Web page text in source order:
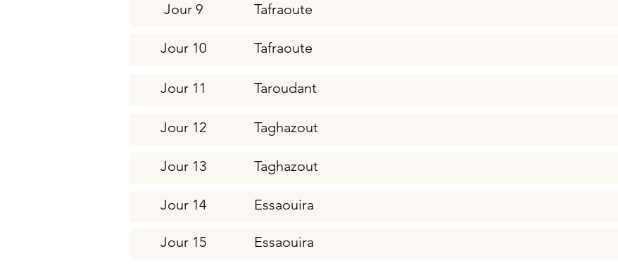
Jour 9 Tafraoute
Jour 10 Tafraoute
Jour 11 Taroudant
Jour 12 Taghazout
Jour 13 Taghazout
Jour 14 Essaouira
Jour 15 Essaouira